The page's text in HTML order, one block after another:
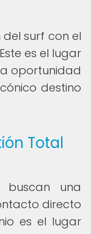
surf con el
es el lugar
oportunidad
destino
Total
buscan una
directo
es el lugar